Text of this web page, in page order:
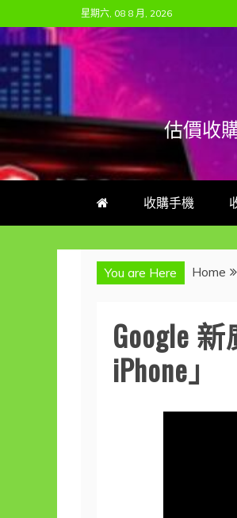
to
content
星期六, 08 8 月, 2026
估價收
收購手機
You are Here Home
Google
iPhone」